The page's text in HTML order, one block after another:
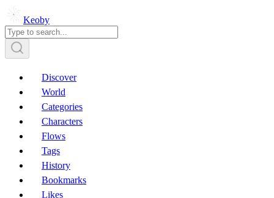
Keoby
Discover
World
Categories
Characters
Flows
Tags
History
Bookmarks
Likes